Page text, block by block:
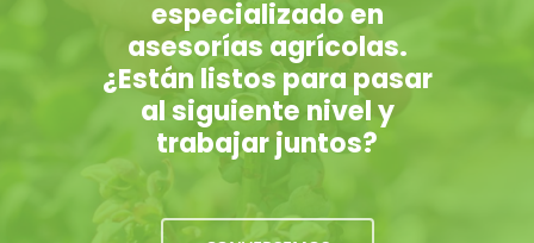
especializado en
asesorías agrícolas.
¿Están listos para pasar
al siguiente nivel y
trabajar juntos?